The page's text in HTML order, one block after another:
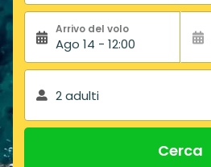
Arrivo del volo
Ago 14 - 12:00
2 adulti
Cerca